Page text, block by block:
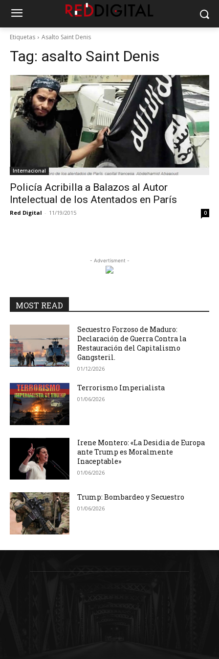
Etiquetas Asalto Saint Denis
Tag: asalto Saint Denis
Internacional
Policía Acribilla a Balazos al Autor
Intelectual de los Atentados en París
Red Digital - 11/19/2015 0
- Advertisment -
MOST READ
Secuestro Forzoso de Maduro:
Declaración de Guerra Contra la
Restauración del Capitalismo
Gangsteril.
01/12/2026
Terrorismo Imperialista
01/06/2026
Irene Montero: «La Desidia de Europa
ante Trump es Moralmente
Inaceptable»
01/06/2026
Trump: Bombardeo y Secuestro
01/06/2026